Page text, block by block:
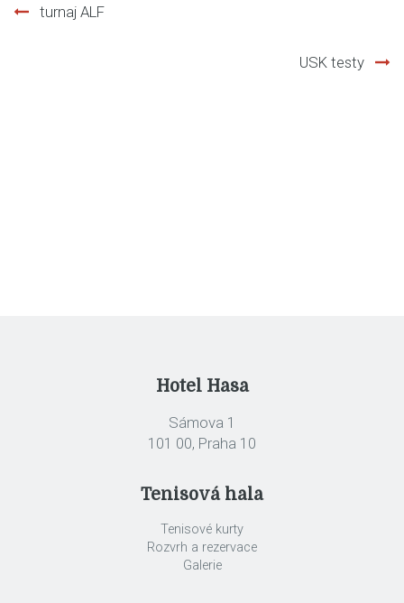
turnaj ALF
USK testy
Hotel Hasa
Sámova 1
101 00, Praha 10
Tenisová hala
Tenisové kurty
Rozvrh a rezervace
Galerie